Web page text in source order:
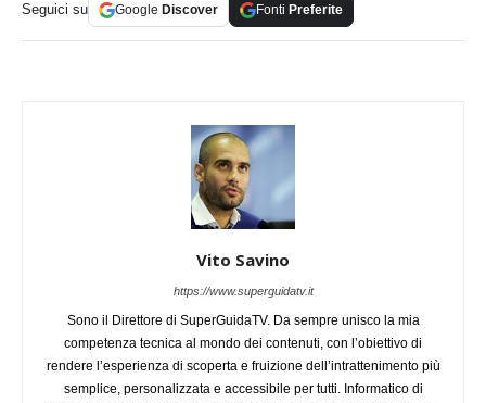
Seguici su Google Discover Fonti Preferite
Vito Savino
https://www.superguidatv.it
Sono il Direttore di SuperGuidaTV. Da sempre unisco la mia
competenza tecnica al mondo dei contenuti, con l’obiettivo di
rendere l’esperienza di scoperta e fruizione dell’intrattenimento più
semplice, personalizzata e accessibile per tutti. Informatico di